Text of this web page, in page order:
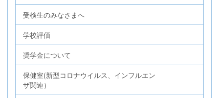
受検生のみなさまへ
学校評価
奨学金について
保健室(新型コロナウイルス、インフルエン
ザ関連）